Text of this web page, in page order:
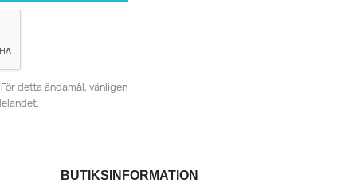
detta ändamål, vänligen
BUTIKSINFORMATION